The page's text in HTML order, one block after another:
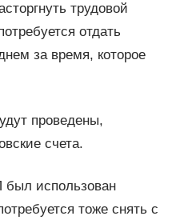
трудовой
отдать
за время, которое
проведены,
счета.
использован
тоже снять с